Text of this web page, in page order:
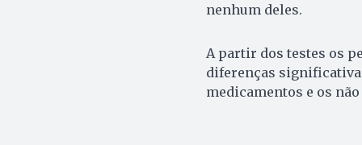
nenhum deles.
A partir dos testes os
diferenças
medicamentos e os